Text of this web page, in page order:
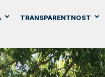
TRANSPARENTNOST